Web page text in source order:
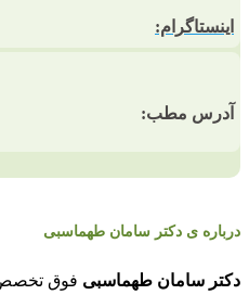
اینستاگرام:
آدرس مطب:
درباره ی دکتر سامان طهماسبی
دکتر سامان طهماسبی فوق